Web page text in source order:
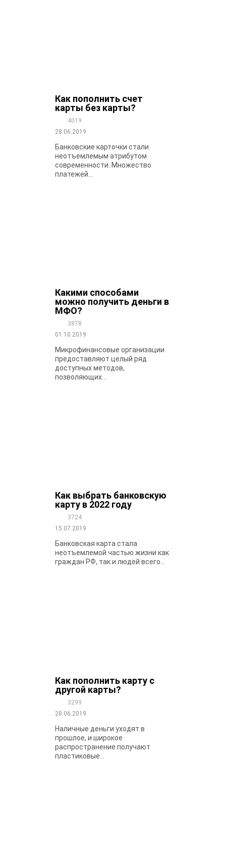
Как пополнить счет
карты без карты?
4019
28.06.2019
Банковские карточки стали
неотъемлемым атрибутом
современности. Множество
платежей...
Какими способами
можно получить деньги в
МФО?
3878
01.10.2019
Микрофинансовые организации
предоставляют целый ряд
доступных методов,
позволяющих...
Как выбрать банковскую
карту в 2022 году
3724
15.07.2019
Банковская карта стала
неотъемлемой частью жизни как
граждан РФ, так и людей всего...
Как пополнить карту с
другой карты?
3299
28.06.2019
Наличные деньги уходят в
прошлое, и широкое
распространение получают
пластиковые...